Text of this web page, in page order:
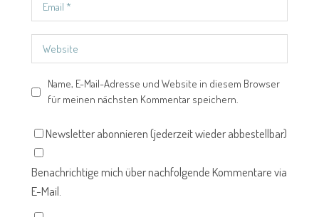
Name, E-Mail-Adresse und Website in diesem Browser
für meinen nächsten Kommentar speichern.
Newsletter abonnieren (jederzeit wieder abbestellbar)
Benachrichtige mich über nachfolgende Kommentare via
E-Mail.